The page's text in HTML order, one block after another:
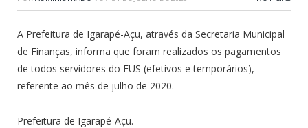
A Prefeitura de Igarapé-Açu, através da Secretaria Municipal
de Finanças, informa que foram realizados os pagamentos
de todos servidores do FUS (efetivos e temporários),
referente ao mês de julho de 2020.
Prefeitura de Igarapé-Açu.